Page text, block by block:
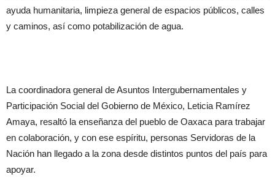
ayuda humanitaria, limpieza general de espacios públicos, calles
y caminos, así como potabilización de agua.
La coordinadora general de Asuntos Intergubernamentales y
Participación Social del Gobierno de México, Leticia Ramírez
Amaya, resaltó la enseñanza del pueblo de Oaxaca para trabajar
en colaboración, y con ese espíritu, personas Servidoras de la
Nación han llegado a la zona desde distintos puntos del país para
apoyar.